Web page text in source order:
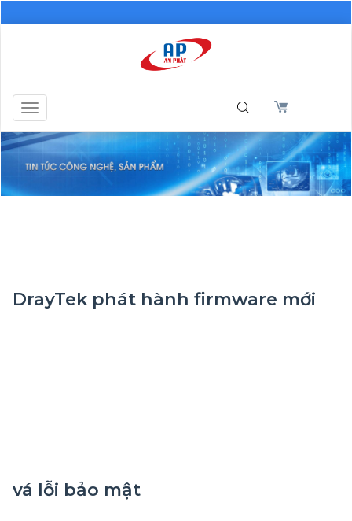
Toggle
navigation
DrayTek phát hành firmware mới
vá lỗi bảo mật